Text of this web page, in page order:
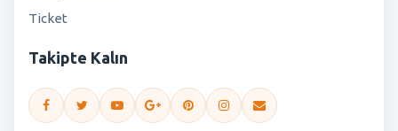
Ticket
Takipte Kalın